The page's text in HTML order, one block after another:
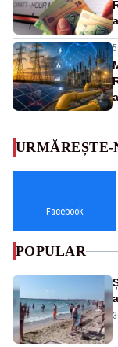
URMĂREȘTE-
Facebook
POPULAR